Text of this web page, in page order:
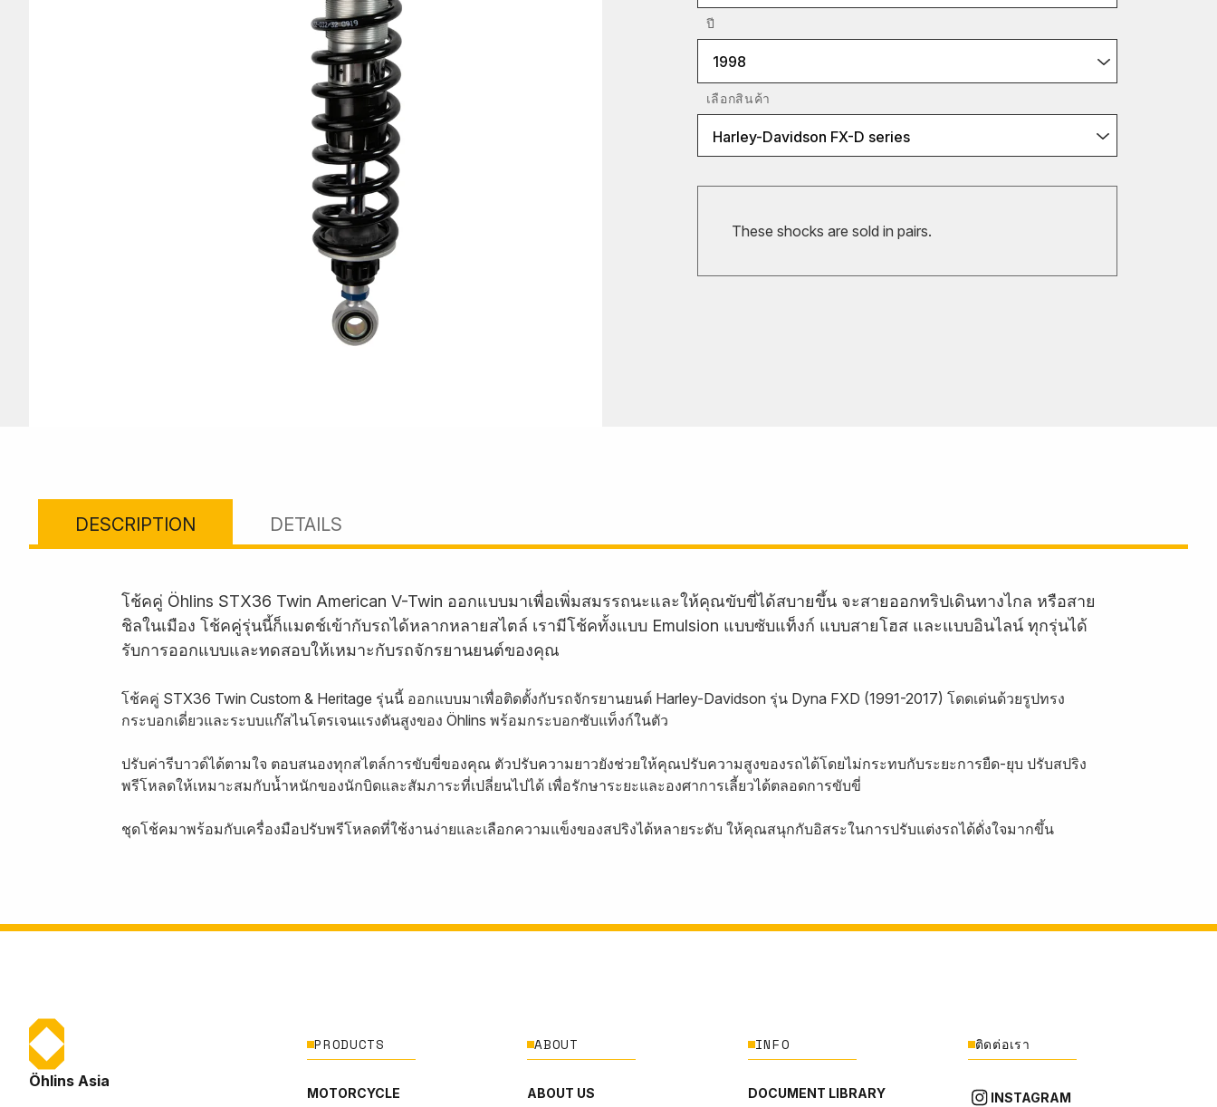
ปี
1998
เลือกสินค้า
Harley-Davidson FX-D series
These shocks are sold in pairs.
DESCRIPTION DETAILS
โช้คคู่ Öhlins STX36 Twin American V-Twin ออกแบบมาเพื่อเพิ่มสมรรถนะและให้คุณขับขี่ได้สบายขึ้น จะสายออกทริปเดินทางไกล หรือสาย
ชิลในเมือง โช้คคู่รุ่นนี้ก็แมตช์เข้ากับรถได้หลากหลายสไตล์ เรามีโช้คทั้งแบบ Emulsion แบบซับแท็งก์ แบบสายโฮส และแบบอินไลน์ ทุกรุ่นได้
รับการออกแบบและทดสอบให้เหมาะกับรถจักรยานยนต์ของคุณ
โช้คคู่ STX36 Twin Custom & Heritage รุ่นนี้ ออกแบบมาเพื่อติดตั้งกับรถจักรยานยนต์ Harley-Davidson รุ่น Dyna FXD (1991-2017) โดดเด่นด้วยรูปทรง
กระบอกเดี่ยวและระบบแก๊สไนโตรเจนแรงดันสูงของ Öhlins พร้อมกระบอกซับแท็งก์ในตัว
ปรับค่ารีบาวด์ได้ตามใจ ตอบสนองทุกสไตล์การขับขี่ของคุณ ตัวปรับความยาวยังช่วยให้คุณปรับความสูงของรถได้โดยไม่กระทบกับระยะการยืด-ยุบ ปรับสปริง
พรีโหลดให้เหมาะสมกับน้ำหนักของนักบิดและสัมภาระที่เปลี่ยนไปได้ เพื่อรักษาระยะและองศาการเลี้ยวได้ตลอดการขับขี่
ชุดโช้คมาพร้อมกับเครื่องมือปรับพรีโหลดที่ใช้งานง่ายและเลือกความแข็งของสปริงได้หลายระดับ ให้คุณสนุกกับอิสระในการปรับแต่งรถได้ดั่งใจมากขึ้น
Öhlins Asia
PRODUCTS
MOTORCYCLE
ABOUT
ABOUT US
INFO
DOCUMENT LIBRARY
ติดต่อเรา
INSTAGRAM